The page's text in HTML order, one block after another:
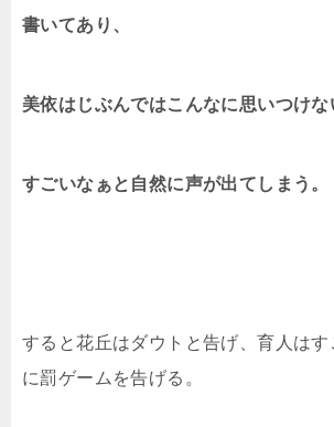
書いてあり、
美依はじぶんではこんなに思いつけな
すごいなぁと自然に声が出てしまう。
すると花丘はダウトと告げ、育人はす
に罰ゲームを告げる。